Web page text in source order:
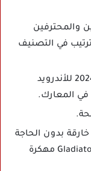
والمحترفين
في التصنيف
تقدم لعبة Gladiator Heroes مهكرة 2024 للأندرويد
في المعارك.
بدون الحاجة
لدفع أموال مع نسخة لعبة Gladiator Heroes مهكرة